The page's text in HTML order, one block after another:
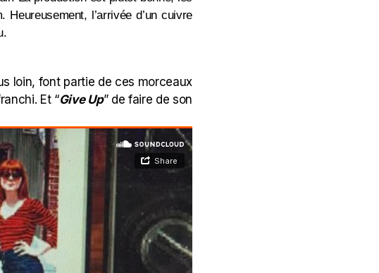
Heureusement, l’arrivée d’un cuivre
loin, font partie de ces morceaux
Et “Give Up” de faire de son